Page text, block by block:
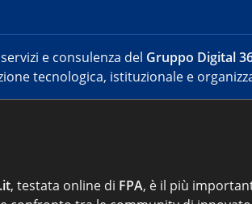
e consulenza del Gruppo Digital
tecnologica, istituzionale e
, testata online di FPA, è il più